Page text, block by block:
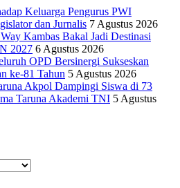
Keluarga Pengurus PWI
dan Jurnalis 7 Agustus 2026
Kambas Bakal Jadi Destinasi
2027 6 Agustus 2026
OPD Bersinergi Sukseskan
ke-81 Tahun 5 Agustus 2026
Akpol Dampingi Siswa di 73
Taruna Akademi TNI 5 Agustus